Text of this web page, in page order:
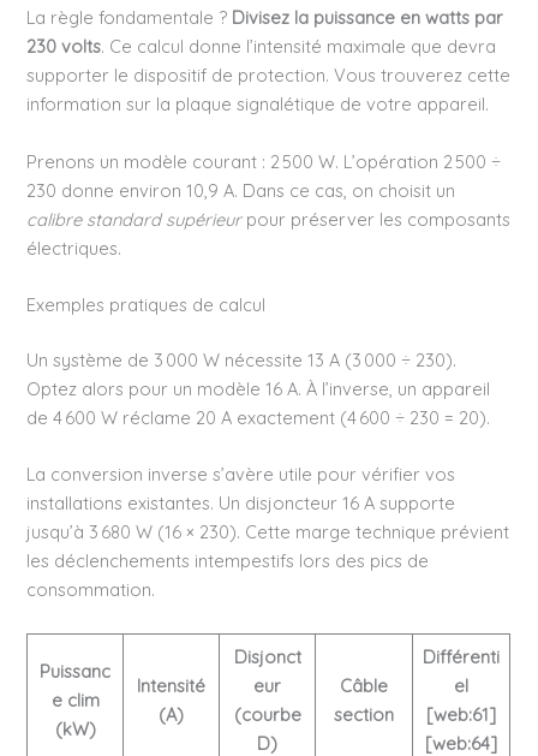
La règle fondamentale ? Divisez la puissance en watts par
230 volts. Ce calcul donne l’intensité maximale que devra
supporter le dispositif de protection. Vous trouverez cette
information sur la plaque signalétique de votre appareil.
Prenons un modèle courant : 2 500 W. L’opération 2 500 ÷
230 donne environ 10,9 A. Dans ce cas, on choisit un
calibre standard supérieurpour préserver les composants
électriques.
Exemples pratiques de calcul
Un système de 3 000 W nécessite 13 A (3 000 ÷ 230).
Optez alors pour un modèle 16 A. À l’inverse, un appareil
de 4 600 W réclame 20 A exactement (4 600 ÷ 230 = 20).
La conversion inverse s’avère utile pour vérifier vos
installations existantes. Un disjoncteur 16 A supporte
jusqu’à 3 680 W (16 × 230). Cette marge technique prévient
les déclenchements intempestifs lors des pics de
consommation.
Puissanc
e clim
(kW)
Intensité
(A)
Disjonct
eur
(courbe
D)
Câble
section
Différenti
el
[web:61]
[web:64]